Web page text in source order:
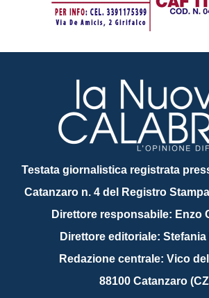
Testata giornalistica registrata
Catanzaro n. 4 del Registro
Direttore responsabile: Enzo
Direttore editoriale: Stefania
Redazione centrale: Vico
88100 Catanzaro